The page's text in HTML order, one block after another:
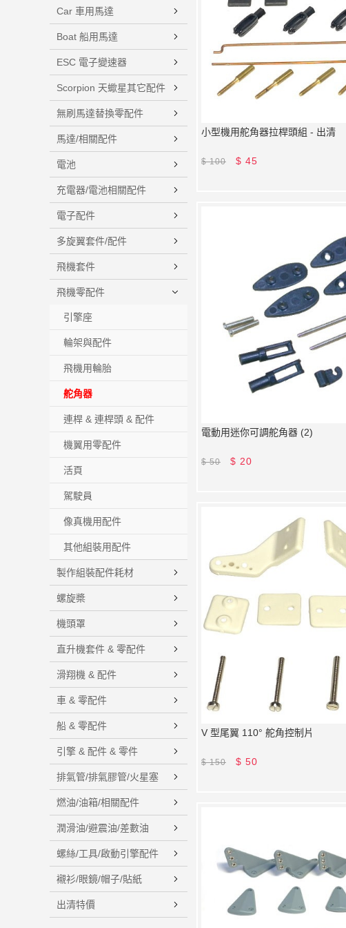
Car 車用馬達
Boat 船用馬達
ESC 電子變速器
Scorpion 天蠍星其它配件
無刷馬達替換零配件
馬達/相關配件
電池
充電器/電池相關配件
電子配件
多旋翼套件/配件
飛機套件
飛機零配件
引擎座
輪架與配件
飛機用輪胎
舵角器
連桿 & 連桿頭 & 配件
機翼用零配件
活頁
駕駛員
像真機用配件
其他組裝用配件
製作組裝配件耗材
螺旋槳
機頭罩
直升機套件 & 零配件
滑翔機 & 配件
車 & 零配件
船 & 零配件
引擎 & 配件 & 零件
排氣管/排氣膠管/火星塞
燃油/油箱/相關配件
潤滑油/避震油/差數油
螺絲/工具/啟動引擎配件
襯衫/眼鏡/帽子/貼紙
出清特價
小型機用舵角器拉桿頭組 - 出清
$100 $ 45
電動用迷你可調舵角器 (2)
$50 $ 20
V 型尾翼 110 ° 舵角控制片
$150 $ 50